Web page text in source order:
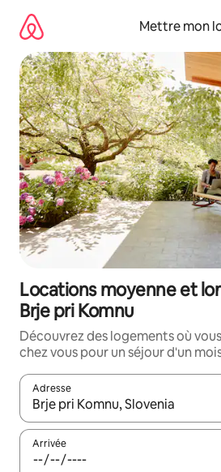
directement
contenu
Mettre mon
Locations moyenne et
Brje pri Komnu
Découvrez des logements où
chez vous pour un séjour d'un
Adresse
Lorsque les résultats s'affichent,
Arrivée